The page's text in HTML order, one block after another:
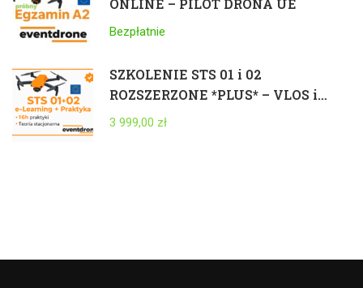
ONLINE – PILOT DRONA UE
Bezpłatnie
SZKOLENIE STS 01 i 02
ROZSZERZONE *PLUS* – VLOS i
BVLOS 25kg – ELEARNING +
3 999,00 zł